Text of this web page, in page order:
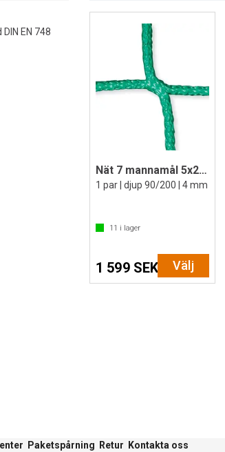
EN 748
Nät 7 mannamål 5x2 m
1 par | djup 90/200 | 4 mm
11 i lager
1 599 SEK Välj
Paketspårning Retur Kontakta oss